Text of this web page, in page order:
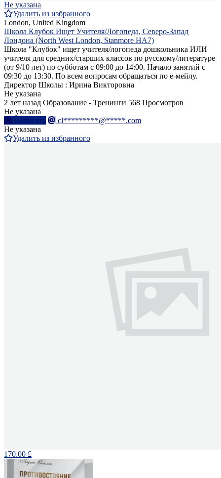
Не указана
Удалить из избранного
London, United Kingdom
Школа Клубок Ищет Учителя/Логопеда, Северо-Запад
Лондона (North West London, Stanmore HA7)
Школа "Клубок" ищет учителя/логопеда дошкольника ИЛИ
учителя для средних/старших классов по русскому/литературе
(от 9/10 лет) по субботам с 09:00 до 14:00. Начало занятий с
09:30 до 13:30. По всем вопросам обращаться по е-мейлу.
Директор Школы : Ирина Викторовна
Не указана
2 лет назад Образование - Тренинги 568 Просмотров
Не указана
Написать
cl*********@*****.com
Не указана
Удалить из избранного
170.00 £